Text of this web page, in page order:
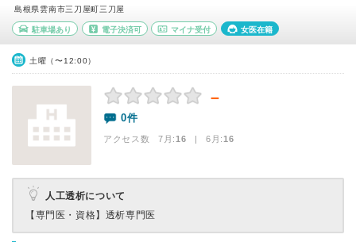
島根県雲南市三刀屋町三刀屋
駐車場あり 電子決済可 マイナ受付 女医在籍
土曜（〜12:00）
－
0件
アクセス数 7月:16 | 6月:16
人工透析について
【専門医・資格】 透析専門医